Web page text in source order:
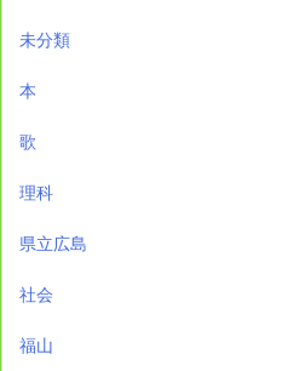
未分類
本
歌
理科
県立広島
社会
福山